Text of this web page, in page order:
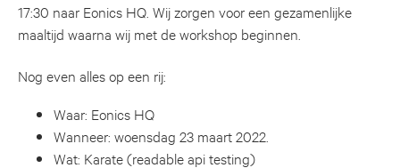
17:30 naar Eonics HQ. Wij zorgen voor een gezamenlijke
maaltijd waarna wij met de workshop beginnen.
Nog even alles op een rij:
Waar: Eonics HQ
Wanneer: woensdag 23 maart 2022.
Wat: Karate (readable api testing)